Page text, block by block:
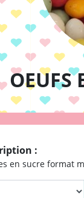
OEUFS
:
en sucre format